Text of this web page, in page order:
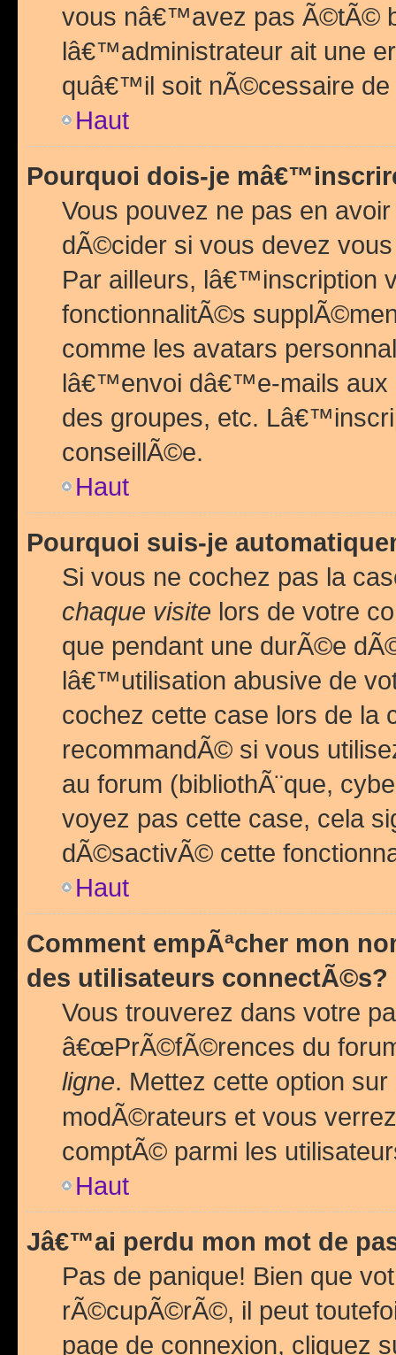
vous nâ€™avez pas Ã©tÃ©
lâ€™administrateur ait une
quâ€™il soit nÃ©cessaire de
Haut
Pourquoi dois-je
Vous pouvez ne pas en
dÃ©cider si vous devez
Par ailleurs, lâ€™inscription
fonctionnalitÃ©s
comme les avatars
lâ€™envoi dâ€™e-mails
des groupes, etc.
conseillÃ©e.
Haut
Pourquoi suis-je
Si vous ne cochez pas la
chaque visite lors de votre
que pendant une durÃ©e
lâ€™utilisation abusive de
cochez cette case lors de
recommandÃ© si vous
au forum (bibliothÃ¨que,
voyez pas cette case, cela
dÃ©sactivÃ© cette
Haut
Comment empÃªcher mon
des utilisateurs connectÃ©s?
Vous trouverez dans votre
â€œPrÃ©fÃ©rences du
ligne. Mettez cette option sur
modÃ©rateurs et vous
comptÃ© parmi les
Haut
Jâ€™ai perdu mon mot de
Pas de panique! Bien que
rÃ©cupÃ©rÃ©, il peut
page de connexion, cliquez